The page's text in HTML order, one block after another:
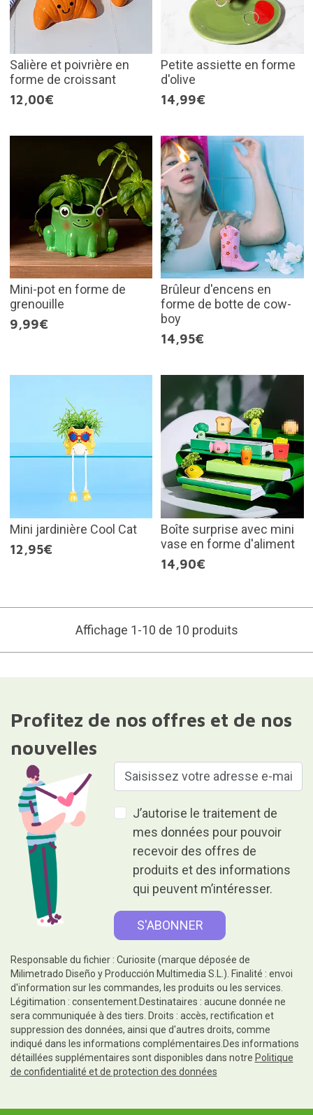
Salière et poivrière en
forme de croissant
12,00€
Petite assiette en forme
d'olive
14,99€
Mini-pot en forme de
grenouille
9,99€
Brûleur d'encens en
forme de botte de cow-
boy
14,95€
Mini jardinière Cool Cat
12,95€
Boîte surprise avec mini
vase en forme d'aliment
14,90€
Affichage 1-10 de 10 produits
Profitez de nos offres et de nos
nouvelles
J’autorise le traitement de
mes données pour pouvoir
recevoir des offres de
produits et des informations
qui peuvent m’intéresser.
Responsable du fichier : Curiosite (marque déposée de
Milimetrado Diseño y Producción Multimedia S.L.). Finalité : envoi
d'information sur les commandes, les produits ou les services.
Légitimation : consentement.Destinataires : aucune donnée ne
sera communiquée à des tiers. Droits : accès, rectification et
suppression des données, ainsi que d'autres droits, comme
indiqué dans les informations complémentaires.Des informations
détaillées supplémentaires sont disponibles dans notre Politique
de confidentialité et de protection des données